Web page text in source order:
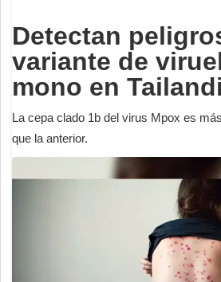
Detectan
variante de
mono en
La cepa clado 1b del virus Mpox es
que la anterior.